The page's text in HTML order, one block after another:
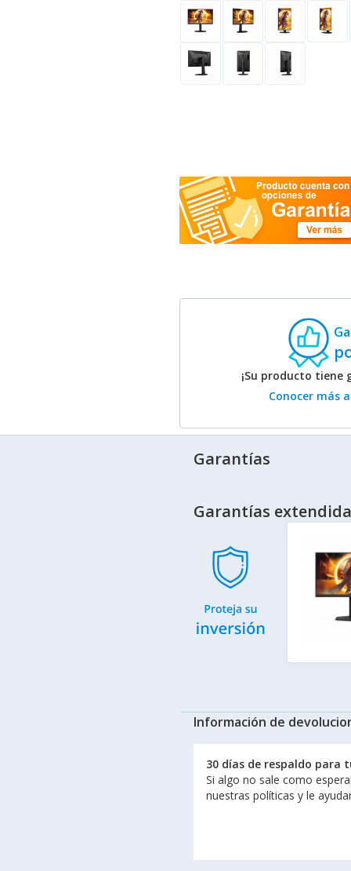
¡Su producto tiene
Conocer más
Garantías
Garantías
Información de
30 días de respaldo para
Si algo no sale como
nuestras políticas y le